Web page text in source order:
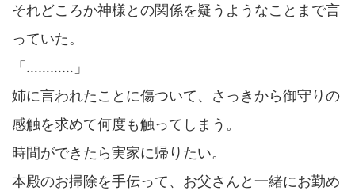
それどころか神様との関係を疑うようなことまで言
っていた。
「…………」
姉に言われたことに傷ついて、さっきから御守りの
感触を求めて何度も触ってしまう。
時間ができたら実家に帰りたい。
本殿のお掃除を手伝って、お父さんと一緒にお勤め